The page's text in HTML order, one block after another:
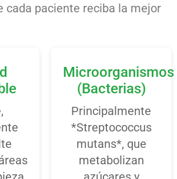
cada paciente reciba la mejor
Microorganismos
(Bacterias)
Principalmente
*Streptococcus
mutans*, que
metabolizan